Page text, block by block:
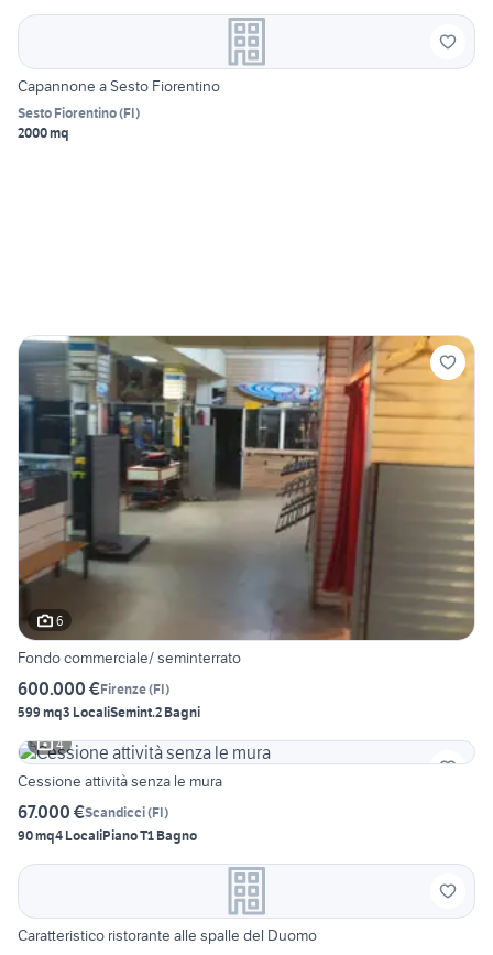
Capannone a Sesto Fiorentino
Sesto Fiorentino(FI)
2000 mq
6
Fondo commerciale/ seminterrato
600.000 €Firenze(FI)
599 mq3 LocaliSemint.2 Bagni
4
Cessione attività senza le mura
67.000 €Scandicci(FI)
90 mq4 LocaliPiano T1 Bagno
Caratteristico ristorante alle spalle del Duomo